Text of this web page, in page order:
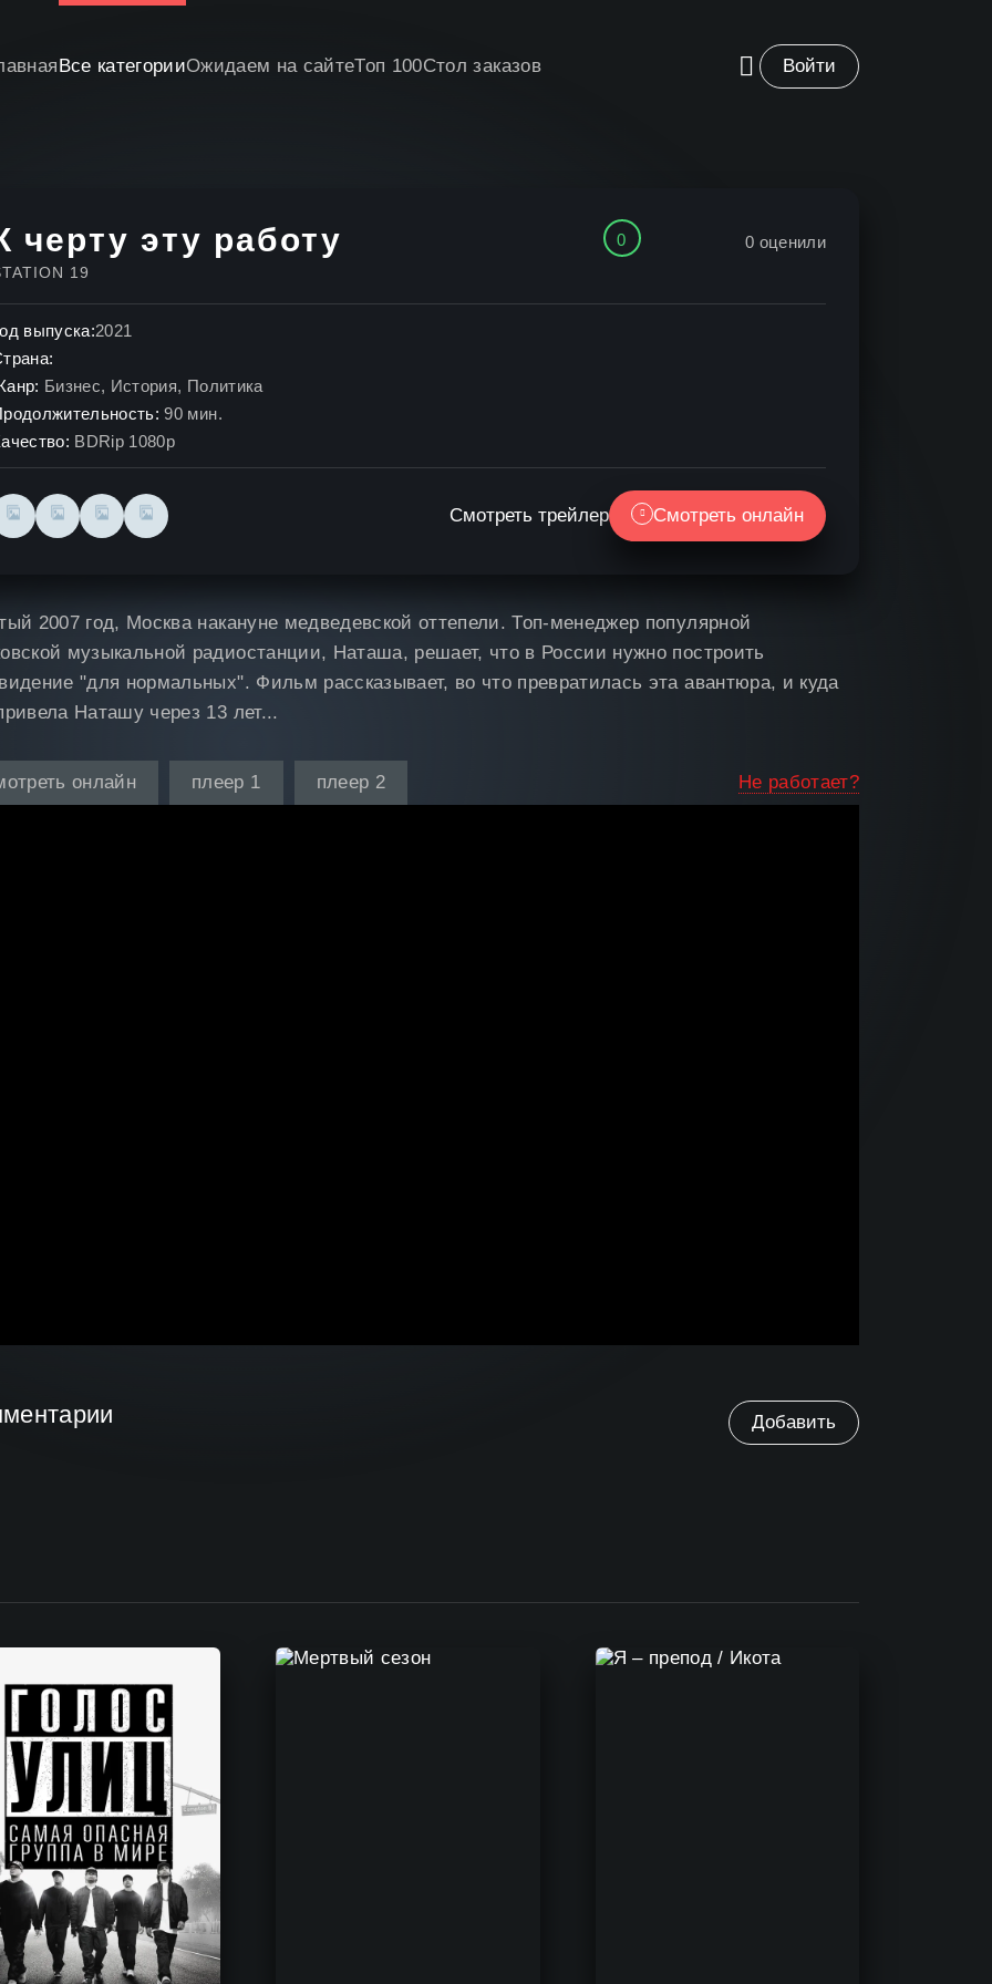
Все категорииОжидаем на сайтеТоп 100Стол заказов Войти
черту эту работу 0 0 оценили
19
выпуска:2021
Бизнес, История, Политика
90 мин.
BDRip 1080p
Смотреть трейлер Смотреть онлайн
2007 год, Москва накануне медведевской оттепели. Топ-менеджер популярной
музыкальной радиостанции, Наташа, решает, что в России нужно построить
"для нормальных". Фильм рассказывает, во что превратилась эта авантюра, и куда
Наташу через 13 лет...
онлайн плеер 1 плеер 2 Не работает?
Добавить